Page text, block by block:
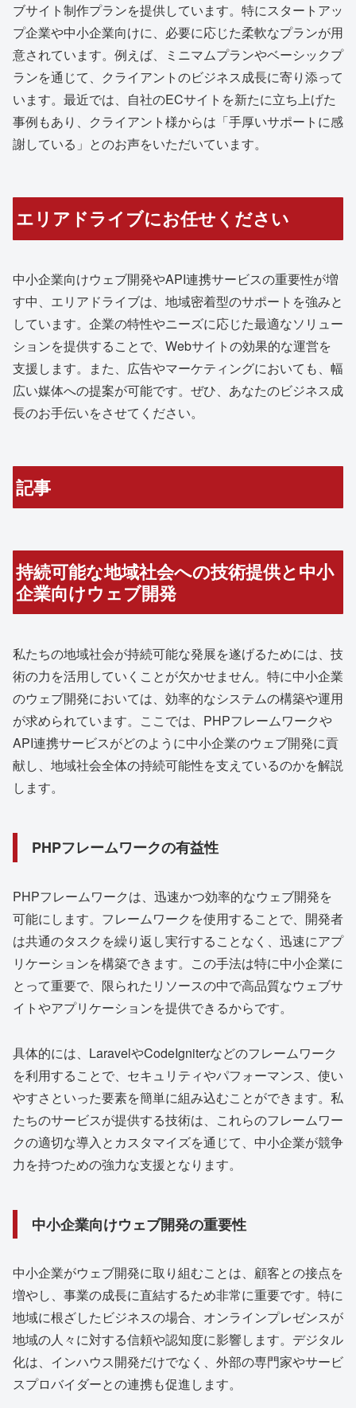
ブサイト制作プランを提供しています。特にスタートアッ
プ企業や中小企業向けに、必要に応じた柔軟なプランが用
意されています。例えば、ミニマムプランやベーシックプ
ランを通じて、クライアントのビジネス成長に寄り添って
います。最近では、自社のECサイトを新たに立ち上げた
事例もあり、クライアント様からは「手厚いサポートに感
謝している」とのお声をいただいています。
エリアドライブにお任せください
中小企業向けウェブ開発やAPI連携サービスの重要性が増
す中、エリアドライブは、地域密着型のサポートを強みと
しています。企業の特性やニーズに応じた最適なソリュー
ションを提供することで、Webサイトの効果的な運営を
支援します。また、広告やマーケティングにおいても、幅
広い媒体への提案が可能です。ぜひ、あなたのビジネス成
長のお手伝いをさせてください。
記事
持続可能な地域社会への技術提供と中小
企業向けウェブ開発
私たちの地域社会が持続可能な発展を遂げるためには、技
術の力を活用していくことが欠かせません。特に中小企業
のウェブ開発においては、効率的なシステムの構築や運用
が求められています。ここでは、PHPフレームワークや
API連携サービスがどのように中小企業のウェブ開発に貢
献し、地域社会全体の持続可能性を支えているのかを解説
します。
PHPフレームワークの有益性
PHPフレームワークは、迅速かつ効率的なウェブ開発を
可能にします。フレームワークを使用することで、開発者
は共通のタスクを繰り返し実行することなく、迅速にアプ
リケーションを構築できます。この手法は特に中小企業に
とって重要で、限られたリソースの中で高品質なウェブサ
イトやアプリケーションを提供できるからです。
具体的には、LaravelやCodeIgniterなどのフレームワーク
を利用することで、セキュリティやパフォーマンス、使い
やすさといった要素を簡単に組み込むことができます。私
たちのサービスが提供する技術は、これらのフレームワー
クの適切な導入とカスタマイズを通じて、中小企業が競争
力を持つための強力な支援となります。
中小企業向けウェブ開発の重要性
中小企業がウェブ開発に取り組むことは、顧客との接点を
増やし、事業の成長に直結するため非常に重要です。特に
地域に根ざしたビジネスの場合、オンラインプレゼンスが
地域の人々に対する信頼や認知度に影響します。デジタル
化は、インハウス開発だけでなく、外部の専門家やサービ
スプロバイダーとの連携も促進します。